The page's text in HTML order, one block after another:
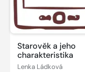
Starověk a jeho
charakteristika
Lenka Ládková